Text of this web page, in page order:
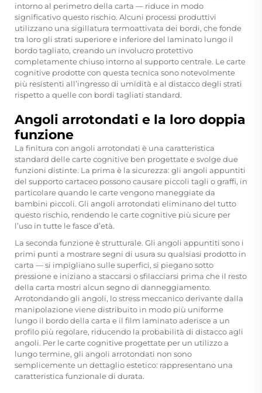
intorno al perimetro della carta — riduce in modo
significativo questo rischio. Alcuni processi produttivi
utilizzano una sigillatura termoattivata dei bordi, che fonde
tra loro gli strati superiore e inferiore del laminato lungo il
bordo tagliato, creando un involucro protettivo
completamente chiuso intorno al supporto centrale. Le carte
cognitive prodotte con questa tecnica sono notevolmente
più resistenti all’ingresso di umidità e al distacco degli strati
rispetto a quelle con bordi tagliati standard.
Angoli arrotondati e la loro doppia
funzione
La finitura con angoli arrotondati è una caratteristica
standard delle carte cognitive ben progettate e svolge due
funzioni distinte. La prima è la sicurezza: gli angoli appuntiti
del supporto cartaceo possono causare piccoli tagli o graffi, in
particolare quando le carte vengono maneggiate da
bambini piccoli. Gli angoli arrotondati eliminano del tutto
questo rischio, rendendo le carte cognitive più sicure per
l’uso in tutte le fasce d’età.
La seconda funzione è strutturale. Gli angoli appuntiti sono i
primi punti a mostrare segni di usura su qualsiasi prodotto in
carta — si impigliano sulle superfici, si piegano sotto
pressione e iniziano a staccarsi o sfilacciarsi prima che il resto
della carta mostri alcun segno di danneggiamento.
Arrotondando gli angoli, lo stress meccanico derivante dalla
manipolazione viene distribuito in modo più uniforme
lungo il bordo della carta e il film laminato aderisce a un
profilo più regolare, riducendo la probabilità di distacco agli
angoli. Per le carte cognitive progettate per un utilizzo a
lungo termine, gli angoli arrotondati non sono
semplicemente un dettaglio estetico: rappresentano una
caratteristica funzionale di durata.